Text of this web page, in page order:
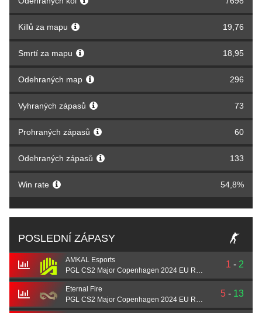
Killů za mapu 19,76
Smrtí za mapu 18,95
Odehraných map 296
Vyhraných zápasů 73
Prohraných zápasů 60
Odehraných zápasů 133
Win rate 54,8%
POSLEDNÍ ZÁPASY
AMKAL Esports
PGL CS2 Major Copenhagen 2024 EU RMR A
1 - 2
Eternal Fire
5 - 13